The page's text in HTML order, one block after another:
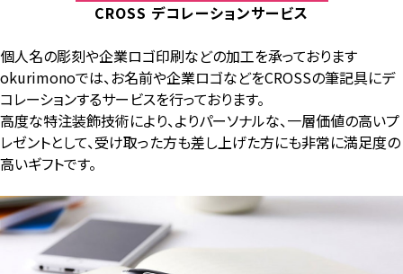
CROSS デコレーションサービス
個人名の彫刻や企業ロゴ印刷などの加工を承っております
okurimonoでは、お名前や企業ロゴなどをCROSSの筆記具にデ
コレーションするサービスを行っております。
高度な特注装飾技術により、よりパーソナルな、一層価値の高いプ
レゼントとして、受け取った方も差し上げた方にも非常に満足度の
高いギフトです。